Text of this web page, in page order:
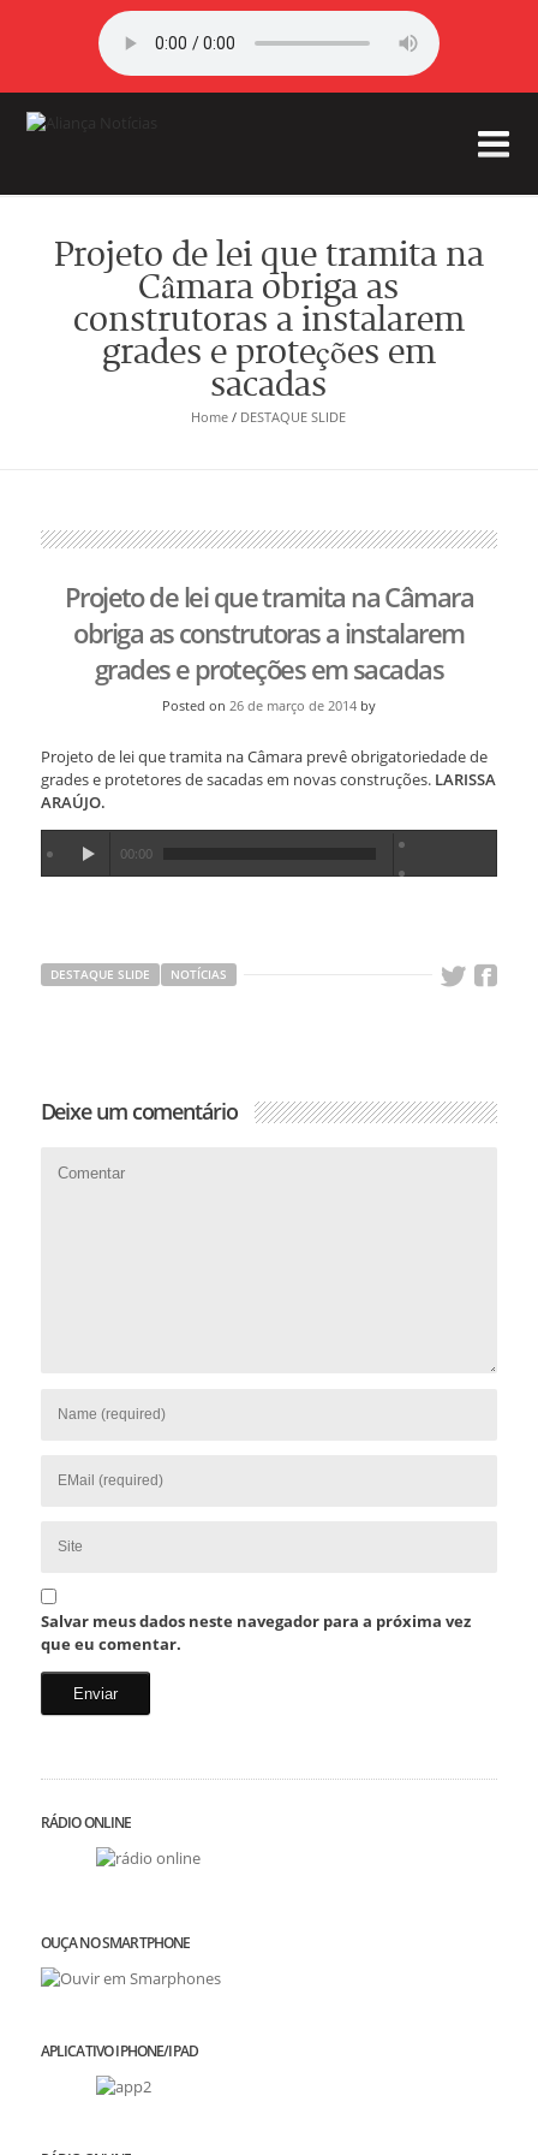
Projeto de lei que tramita na
Câmara obriga as
construtoras a instalarem
grades e proteções em
sacadas
Home / DESTAQUE SLIDE
Projeto de lei que tramita na Câmara
obriga as construtoras a instalarem
grades e proteções em sacadas
Posted on 26 de março de 2014 by
Projeto de lei que tramita na Câmara prevê obrigatoriedade de
grades e protetores de sacadas em novas construções. LARISSA
ARAÚJO.
00:00
DESTAQUE SLIDE NOTÍCIAS
Deixe um comentário
Salvar meus dados neste navegador para a próxima vez
que eu comentar.
RÁDIO ONLINE
OUÇA NO SMARTPHONE
APLICATIVO IPHONE/IPAD